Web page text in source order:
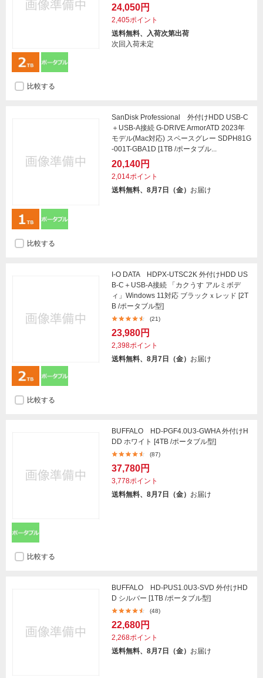
24,050円
2,405ポイント
送料無料、入荷次第出荷
次回入荷未定
比較する
SanDisk Professional 外付けHDD USB-C
＋USB-A接続 G-DRIVE ArmorATD 2023年
モデル(Mac対応) スペースグレー SDPH81G
-001T-GBA1D [1TB /ポータブル...
20,140円
2,014ポイント
送料無料、8月7日（金） お届け
比較する
I-O DATA HDPX-UTSC2K 外付けHDD US
B-C＋USB-A接続 「カクうす アルミボデ
ィ」Windows 11対応 ブラックｘレッド [2T
B /ポータブル型]
(21)
23,980円
2,398ポイント
送料無料、8月7日（金） お届け
比較する
BUFFALO HD-PGF4.0U3-GWHA 外付けH
DD ホワイト [4TB /ポータブル型]
(87)
37,780円
3,778ポイント
送料無料、8月7日（金） お届け
比較する
BUFFALO HD-PUS1.0U3-SVD 外付けHD
D シルバー [1TB /ポータブル型]
(48)
22,680円
2,268ポイント
送料無料、8月7日（金） お届け